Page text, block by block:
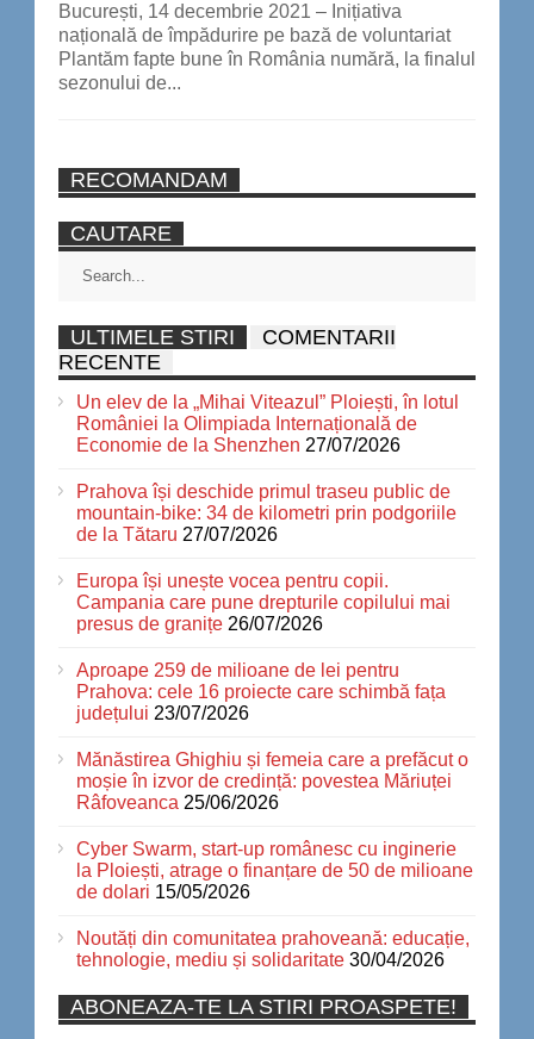
București, 14 decembrie 2021 – Inițiativa
națională de împădurire pe bază de voluntariat
Plantăm fapte bune în România numără, la finalul
sezonului de...
RECOMANDAM
CAUTARE
ULTIMELE STIRI
COMENTARII
RECENTE
Un elev de la „Mihai Viteazul” Ploiești, în lotul
României la Olimpiada Internațională de
Economie de la Shenzhen 27/07/2026
Prahova își deschide primul traseu public de
mountain-bike: 34 de kilometri prin podgoriile
de la Tătaru 27/07/2026
Europa își unește vocea pentru copii.
Campania care pune drepturile copilului mai
presus de granițe 26/07/2026
Aproape 259 de milioane de lei pentru
Prahova: cele 16 proiecte care schimbă fața
județului 23/07/2026
Mănăstirea Ghighiu și femeia care a prefăcut o
moșie în izvor de credință: povestea Măriuței
Râfoveanca 25/06/2026
Cyber Swarm, start-up românesc cu inginerie
la Ploiești, atrage o finanțare de 50 de milioane
de dolari 15/05/2026
Noutăți din comunitatea prahoveană: educație,
tehnologie, mediu și solidaritate 30/04/2026
ABONEAZA-TE LA STIRI PROASPETE!